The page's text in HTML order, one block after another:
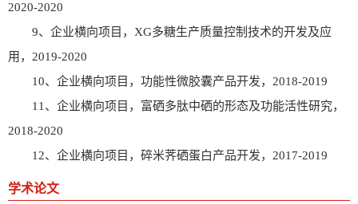
2020-2020
9、企业横向项目，XG多糖生产质量控制技术的开发及应
用，2019-2020
10、企业横向项目，功能性微胶囊产品开发，2018-2019
11、企业横向项目，富硒多肽中硒的形态及功能活性研究，
2018-2020
12、企业横向项目，碎米荠硒蛋白产品开发，2017-2019
学术论文